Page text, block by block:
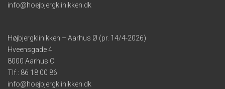
info@hoejbjergklinikken.dk
Højbjergklinikken – Aarhus Ø (pr. 14/4-2026)
Hveensgade 4
8000 Aarhus C
Tlf.: 86 18 00 86
info@hoejbjergklinikken.dk